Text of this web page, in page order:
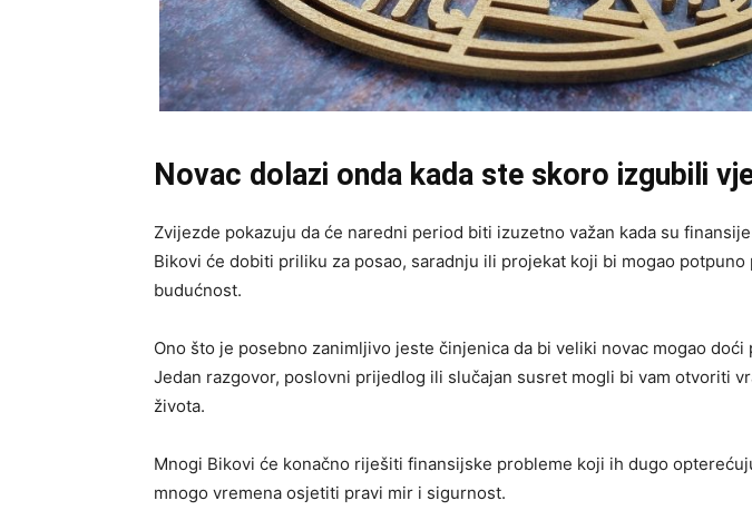
Novac dolazi onda kada ste skoro izgubili
Zvijezde pokazuju da će naredni period biti izuzetno važan kada su
Bikovi će dobiti priliku za posao, saradnju ili projekat koji bi mogao
budućnost.
Ono što je posebno zanimljivo jeste činjenica da bi veliki novac mogao doći
Jedan razgovor, poslovni prijedlog ili slučajan susret mogli bi vam otvoriti
života.
Mnogi Bikovi će konačno riješiti finansijske probleme koji ih dugo
mnogo vremena osjetiti pravi mir i sigurnost.